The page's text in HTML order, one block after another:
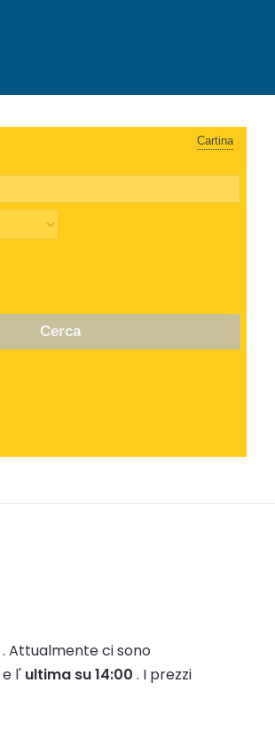
Cartina
Cerca
. Attualmente ci sono
e l' ultima su 14:00 . I prezzi